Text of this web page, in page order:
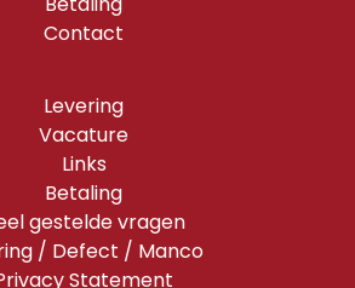
Contact
Levering
Vacature
Links
Betaling
gestelde vragen
/ Defect / Manco
Statement